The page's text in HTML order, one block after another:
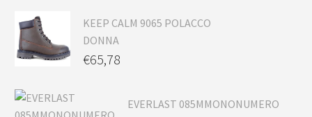
KEEP CALM 9065 POLACCO
DONNA
€65,78
EVERLAST 085MMONONUMERO